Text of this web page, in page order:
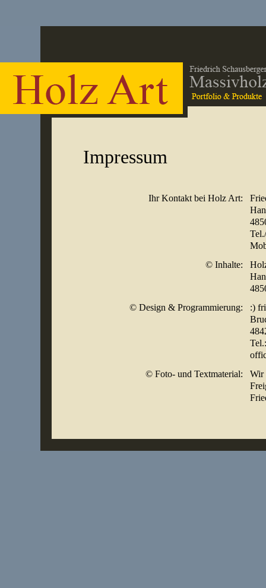
Impressum
Ihr Kontakt bei Holz Art:
© Inhalte:
© Design & Programmierung:
:)
© Foto- und Textmaterial:
Wir